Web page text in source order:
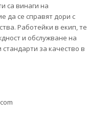
са винаги на
да се справят дори с
Работейки в екип, те
и обслужване на
за качество в